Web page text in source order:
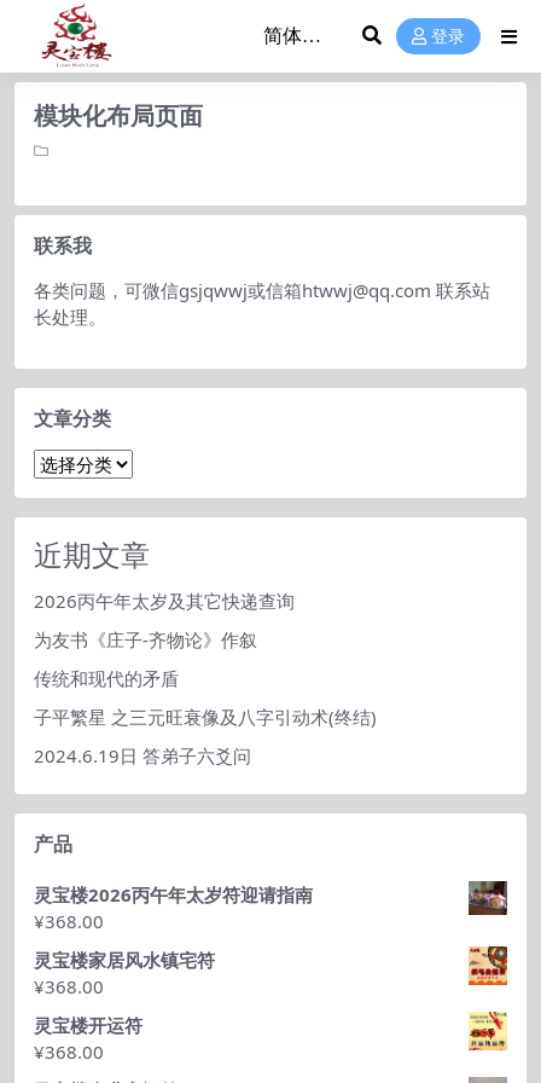
登录
模块化布局页面
联系我
各类问题，可微信gsjqwwj或信箱htwwj@qq.com 联系站
长处理。
文章分类
文
分
类
近期文章
2026丙午年太岁及其它快递查询
为友书《庄子-齐物论》作叙
传统和现代的矛盾
子平繁星 之三元旺衰像及八字引动术(终结)
2024.6.19日 答弟子六爻问
产品
灵宝楼2026丙午年太岁符迎请指南
¥368.00
灵宝楼家居风水镇宅符
¥368.00
灵宝楼开运符
¥368.00